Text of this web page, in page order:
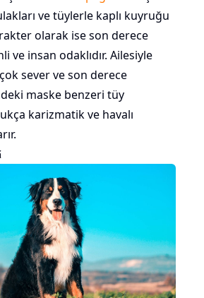
ve tüylerle kaplı kuyruğu
olarak ise son derece
ve insan odaklıdır. Ailesiyle
sever ve son derece
maske benzeri tüy
karizmatik ve havalı